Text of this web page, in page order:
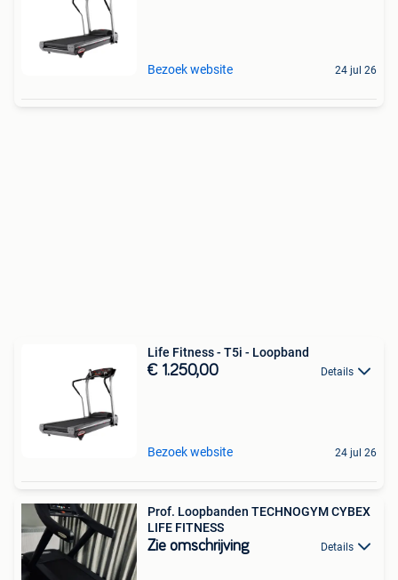
Bezoek website 24 jul 26
Life Fitness - T5i - Loopband
€ 1.250,00 Details
Bezoek website 24 jul 26
Prof. Loopbanden TECHNOGYM CYBEX
LIFE FITNESS
Zie omschrijving Details